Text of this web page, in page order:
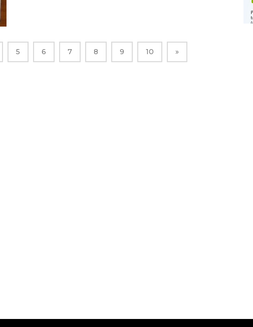
5 6 7 8 9 10 »